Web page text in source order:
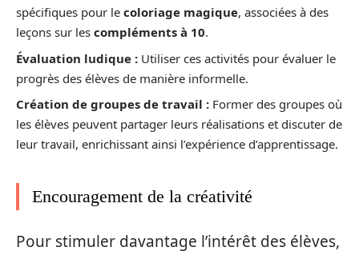
spécifiques pour le coloriage magique, associées à des
leçons sur les compléments à 10.
Évaluation ludique : Utiliser ces activités pour évaluer le
progrès des élèves de manière informelle.
Création de groupes de travail : Former des groupes où
les élèves peuvent partager leurs réalisations et discuter de
leur travail, enrichissant ainsi l’expérience d’apprentissage.
Encouragement de la créativité
Pour stimuler davantage l’intérêt des élèves,